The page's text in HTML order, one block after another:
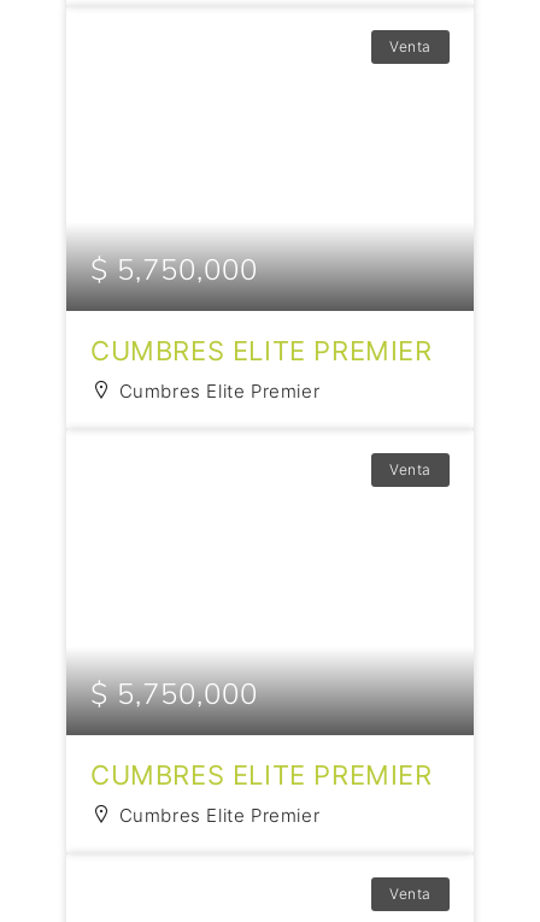
Venta
$ 5,750,000
CUMBRES ELITE PREMIER
Cumbres Elite Premier
Venta
$ 5,750,000
CUMBRES ELITE PREMIER
Cumbres Elite Premier
Venta